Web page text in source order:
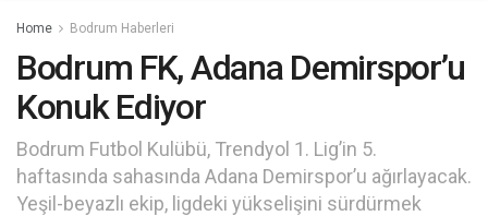
Home Bodrum Haberleri
Bodrum FK, Adana Demirspor’u
Konuk Ediyor
Bodrum Futbol Kulübü, Trendyol 1. Lig’in 5.
haftasında sahasında Adana Demirspor’u ağırlayacak.
Yeşil-beyazlı ekip, ligdeki yükselişini sürdürmek